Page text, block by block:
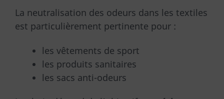
La neutralisation des odeurs dans les textiles
est particulièrement pertinente pour :
les vêtements de sport
les produits sanitaires
les sacs anti-odeurs